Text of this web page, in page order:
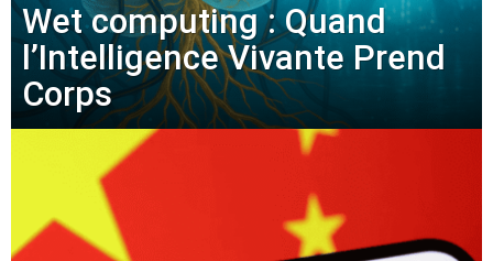
Wet computing : Quand
l’Intelligence Vivante Prend
Corps